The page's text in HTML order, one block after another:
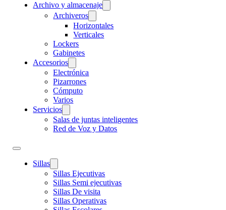
Archivo y almacenaje
Archiveros
Horizontales
Verticales
Lockers
Gabinetes
Accesorios
Electrónica
Pizarrones
Cómputo
Varios
Servicios
Salas de juntas inteligentes
Red de Voz y Datos
Sillas
Sillas Ejecutivas
Sillas Semi ejecutivas
Sillas De visita
Sillas Operativas